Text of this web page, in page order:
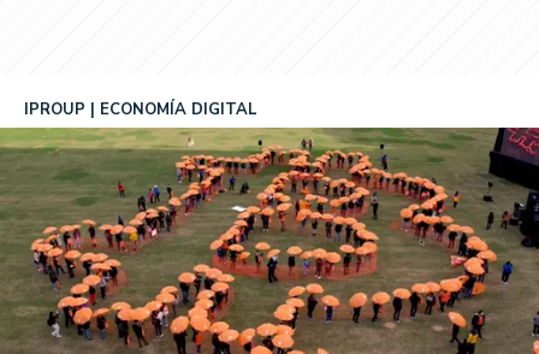
IPROUP ECONOMÍA DIGITAL